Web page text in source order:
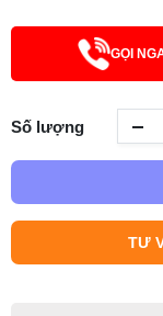
GỌI
Số lượng
TƯ